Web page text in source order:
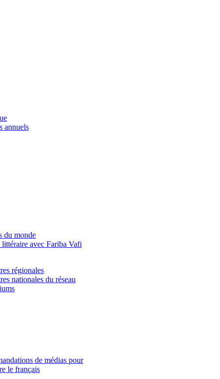
annuels
du monde
littéraire avec Fariba Vafi
régionales
nationales du réseau
de médias pour
le français